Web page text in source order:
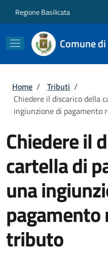
Regione Basilicata
Comune
Briciole di pane
Home / Tributi /
Chiedere il discarico della
ingiunzione di
Chiedere il
cartella di
una
pagamento
tributo